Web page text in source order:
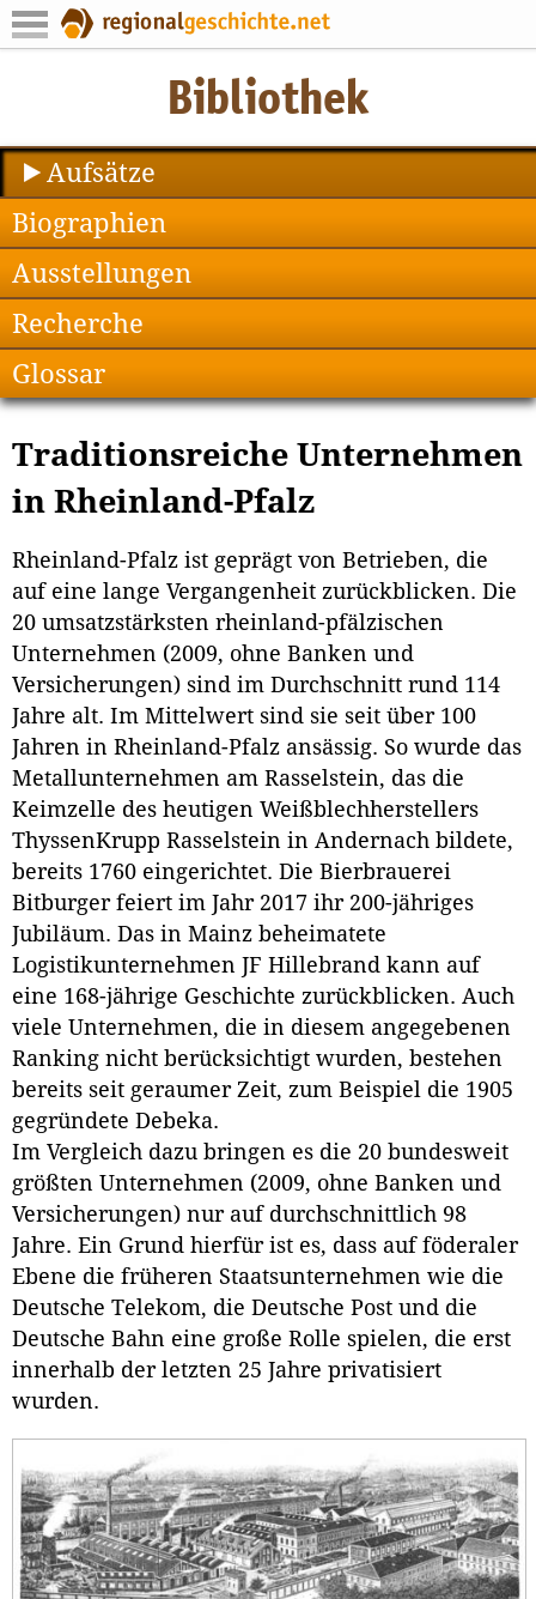
Aufsätze
Biographien
Ausstellungen
Recherche
Glossar
Traditionsreiche Unternehmen
in Rheinland-Pfalz
Rheinland-Pfalz ist geprägt von Betrieben, die
auf eine lange Vergangenheit zurückblicken. Die
20 umsatzstärksten rheinland-pfälzischen
Unternehmen (2009, ohne Banken und
Versicherungen) sind im Durchschnitt rund 114
Jahre alt. Im Mittelwert sind sie seit über 100
Jahren in Rheinland-Pfalz ansässig. So wurde das
Metallunternehmen am Rasselstein, das die
Keimzelle des heutigen Weißblechherstellers
ThyssenKrupp Rasselstein in Andernach bildete,
bereits 1760 eingerichtet. Die Bierbrauerei
Bitburger feiert im Jahr 2017 ihr 200-jähriges
Jubiläum. Das in Mainz beheimatete
Logistikunternehmen JF Hillebrand kann auf
eine 168-jährige Geschichte zurückblicken. Auch
viele Unternehmen, die in diesem angegebenen
Ranking nicht berücksichtigt wurden, bestehen
bereits seit geraumer Zeit, zum Beispiel die 1905
gegründete Debeka.
Im Vergleich dazu bringen es die 20 bundesweit
größten Unternehmen (2009, ohne Banken und
Versicherungen) nur auf durchschnittlich 98
Jahre. Ein Grund hierfür ist es, dass auf föderaler
Ebene die früheren Staatsunternehmen wie die
Deutsche Telekom, die Deutsche Post und die
Deutsche Bahn eine große Rolle spielen, die erst
innerhalb der letzten 25 Jahre privatisiert
wurden.